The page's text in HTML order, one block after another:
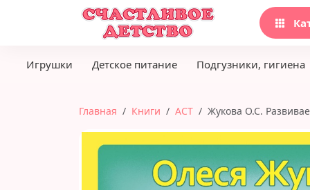
Игрушки Детское питание Подгузники, гигиена
Главная Книги АСТ Жукова О.С.